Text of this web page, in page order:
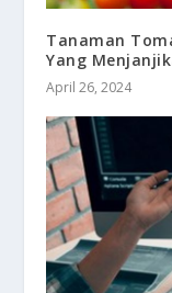
Tanaman
Yang
April 26, 2024